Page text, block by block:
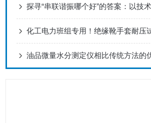
油品微量水分测定仪相比传统方法的